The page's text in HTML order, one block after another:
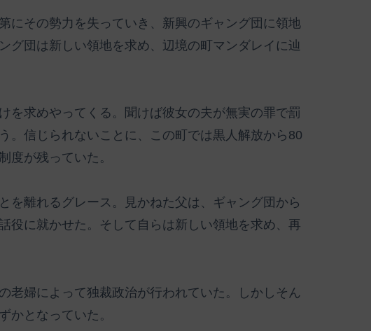
にその勢力を失っていき、新興のギャング団に領地
グ団は新しい領地を求め、辺境の町マンダレイに辿
を求めやってくる。聞けば彼女の夫が無実の罪で罰
。信じられないことに、この町では黒人解放から80
度が残っていた。
を離れるグレース。見かねた父は、ギャング団から
役に就かせた。そして自らは新しい領地を求め、再
老婦によって独裁政治が行われていた。しかしそん
かとなっていた。